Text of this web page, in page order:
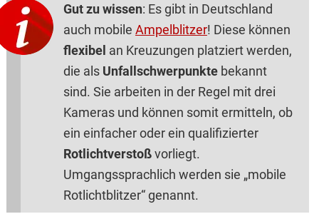
Gut zu wissen: Es gibt in Deutschland
auch mobile Ampelblitzer! Diese können
flexibel an Kreuzungen platziert werden,
die als Unfallschwerpunktebekannt
sind. Sie arbeiten in der Regel mit drei
Kameras und können somit ermitteln, ob
ein einfacher oder ein qualifizierter
Rotlichtverstoßvorliegt.
Umgangssprachlich werden sie „mobile
Rotlichtblitzer“ genannt.